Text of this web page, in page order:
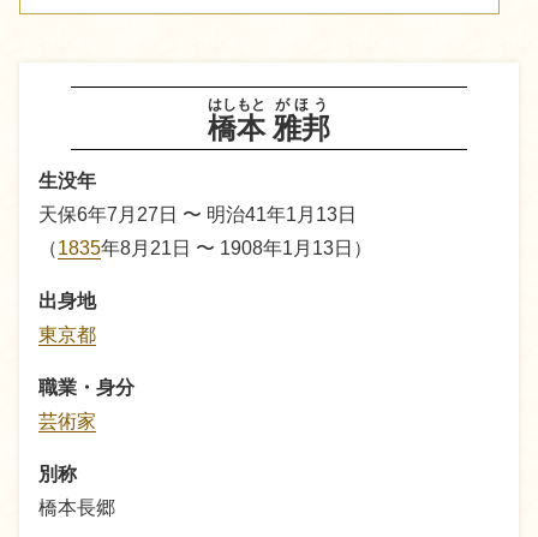
橋本
はしもと
雅邦
がほう
生没年
天保6年7月27日 〜 明治41年1月13日
（1835年8月21日 〜 1908年1月13日）
出身地
東京都
職業・身分
芸術家
別称
橋本長郷